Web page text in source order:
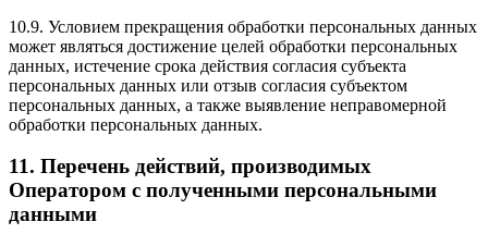
10.9. Условием прекращения обработки персональных данных
может являться достижение целей обработки персональных
данных, истечение срока действия согласия субъекта
персональных данных или отзыв согласия субъектом
персональных данных, а также выявление неправомерной
обработки персональных данных.
11. Перечень действий, производимых
Оператором с полученными персональными
данными